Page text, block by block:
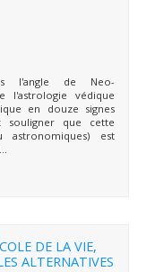
l'angle de Neo-
l'astrologie védique
en douze signes
souligner que cette
astronomiques) est
DE LA VIE,
ALTERNATIVES